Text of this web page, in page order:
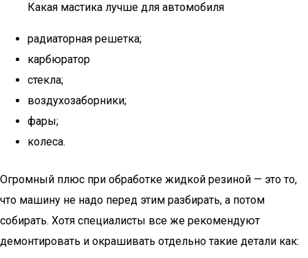
Какая мастика лучше для автомобиля
радиаторная решетка;
карбюратор
стекла;
воздухозаборники;
фары;
колеса.
Огромный плюс при обработке жидкой резиной — это то,
что машину не надо перед этим разбирать, а потом
собирать. Хотя специалисты все же рекомендуют
демонтировать и окрашивать отдельно такие детали как: